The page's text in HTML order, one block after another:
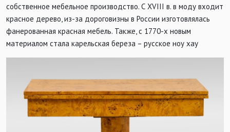
собственное мебельное производство. С XVIII в. в моду входит
красное дерево, из-за дороговизны в России изготовлялась
фанерованная красная мебель. Также, с 1770-х новым
материалом стала карельская береза – русское ноу хау